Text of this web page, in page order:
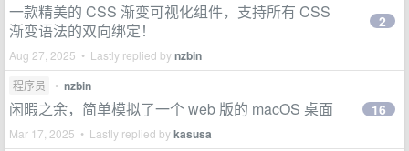
一款精美的 CSS 渐变可视化组件，支持所有 CSS
渐变语法的双向绑定！
Aug 27, 2025 • Lastly replied bynzbin
2
程序员 • nzbin
闲暇之余，简单模拟了一个 web 版的 macOS 桌面
Mar 17, 2025 • Lastly replied bykasusa
16